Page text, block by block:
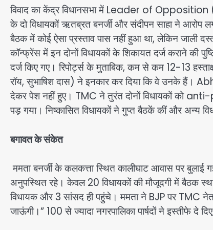
विवाद का केंद्र विधानसभा में Leader of Opposition
के दो विधायकों ऋतब्रत बनर्जी और संदीपन साहा ने आरोप
बैठक में कोई ऐसा प्रस्ताव पास नहीं हुआ था, लेकिन जाली
कॉन्फ्रेंस में इन दोनों विधायकों के शिकायत दर्ज कराने
दर्ज किए गए। रिपोर्ट्स के मुताबिक, कम से कम 12-13
रॉय, सुभाषिश दास) ने इनकार कर दिया कि वे उनके हैं।
देकर पेश नहीं हुए। TMC ने तुरंत दोनों विधायकों को
पड़ गया। निष्कासित विधायकों ने गुप्त बैठकें कीं और अन्य
बगावत के संकेत
ममता बनर्जी के कलकत्ता स्थित कालीघाट आवास पर
अनुपस्थित रहे। केवल 20 विधायकों की मौजूदगी में बैठक
विधायक और 3 सांसद ही पहुंचे। ममता ने BJP पर TMC
जाऊंगी।” 100 से ज्यादा नगरपालिका पार्षदों ने इस्तीफे